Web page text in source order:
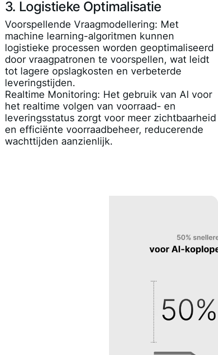
3. Logistieke Optimalisatie
Voorspellende Vraagmodellering: Met
machine learning-algoritmen kunnen
logistieke processen worden geoptimaliseerd
door vraagpatronen te voorspellen, wat leidt
tot lagere opslagkosten en verbeterde
leveringstijden.
Realtime Monitoring: Het gebruik van AI voor
het realtime volgen van voorraad- en
leveringsstatus zorgt voor meer zichtbaarheid
en efficiënte voorraadbeheer, reducerende
wachttijden aanzienlijk.